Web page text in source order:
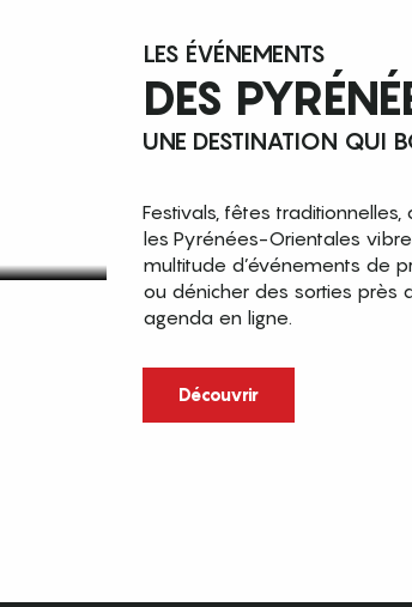
LES ÉVÉNEMENTS
DES
UNE DESTINATION QUI
Festivals, fêtes
les Pyrénées-Orientales
multitude d’événements de
ou dénicher des sorties près
agenda en ligne.
Découvrir